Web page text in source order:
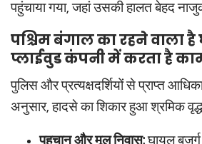
पहुंचाया गया, जहां उसकी हालत बेहद
पश्चिम बंगाल का रहने वाला
प्लाईवुड कंपनी में करता है
पुलिस और प्रत्यक्षदर्शियों से प्राप्त
अनुसार, हादसे का शिकार हुआ श्रमिक
पहचान और मूल निवास:घायल